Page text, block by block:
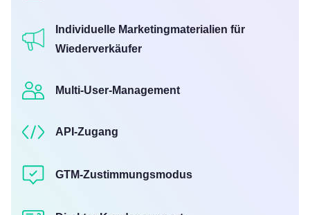
Individuelle Marketingmaterialien für
Wiederverkäufer
Multi-User-Management
API-Zugang
GTM-Zustimmungsmodus